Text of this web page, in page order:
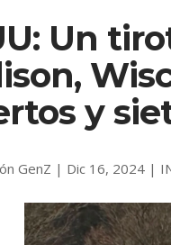
Un
y
GenZ | Dic 16, 2024 |